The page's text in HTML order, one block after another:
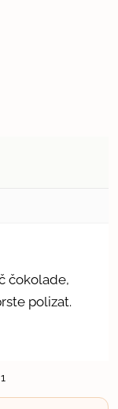
čokolade,
polizat.